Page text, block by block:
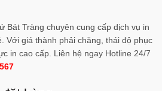
Bát Tràng chuyên cung cấp dịch vụ in
Với giá thành phải chăng, thái độ phục
in cao cấp. Liên hệ ngay Hotline 24/7